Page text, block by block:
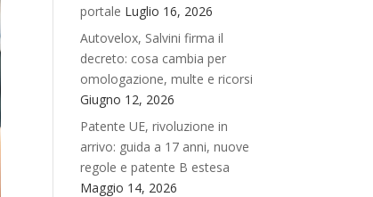
portale Luglio 16, 2026
Autovelox, Salvini firma il
decreto: cosa cambia per
omologazione, multe e ricorsi
Giugno 12, 2026
Patente UE, rivoluzione in
arrivo: guida a 17 anni, nuove
regole e patente B estesa
Maggio 14, 2026